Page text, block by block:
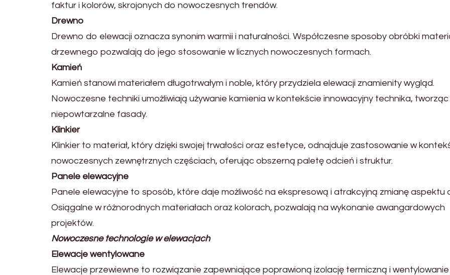
faktur i kolorów, skrojonych do nowoczesnych trendów.
Drewno
Drewno do elewacji oznacza synonim warmii i naturalności. Współczesne sposoby obróbki
drzewnego pozwalają do jego stosowanie w licznych nowoczesnych formach.
Kamień
Kamień stanowi materiałem długotrwałym i noble, który przydziela elewacji znamienity wygląd.
Nowoczesne techniki umożliwiają używanie kamienia w kontekście innowacyjny technika, tworząc
niepowtarzalne fasady.
Klinkier
Klinkier to materiał, który dzięki swojej trwałości oraz estetyce, odnajduje zastosowanie w
nowoczesnych zewnętrznych częściach, oferując obszerną paletę odcień i struktur.
Panele elewacyjne
Panele elewacyjne to sposób, które daje możliwość na ekspresową i atrakcyjną zmianę aspektu
Osiągalne w różnorodnych materiałach oraz kolorach, pozwalają na wykonanie awangardowych
projektów.
Nowoczesne technologie w elewacjach
Elewacje wentylowane
Elewacje przewiewne to rozwiązanie zapewniające poprawioną izolację termiczną i wentylowanie